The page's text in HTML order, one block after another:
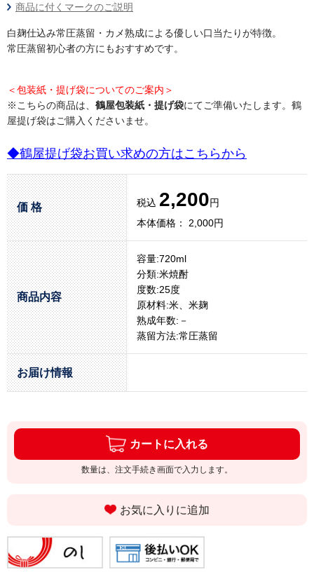
商品に付くマークのご説明
白麹仕込み常圧蒸留・カメ熟成による優しい口当たりが特徴。
常圧蒸留初心者の方にもおすすめです。
＜包装紙・提げ袋についてのご案内＞
※こちらの商品は、 鶴屋包装紙・提げ袋にてご準備いたします。鶴
屋提げ袋はご購入くださいませ。
◆鶴屋提げ袋お買い求めの方はこちらから
価 格 税込 2,200円
本体価格： 2,000円
商品内容
容量:720ml
分類:米焼酎
度数:25度
原材料:米、米麹
熟成年数:－
蒸留方法:常圧蒸留
お届け情報
カートに入れる
数量は、注文手続き画面で入力します。
お気に入りに追加